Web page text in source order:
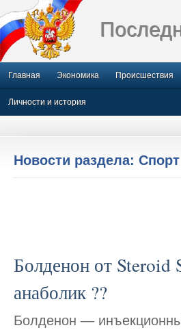
Главная Экономика Происшествия
Личности и история
Новости раздела: Спорт
Болденон от Steroid
анаболик ??
Болденон —